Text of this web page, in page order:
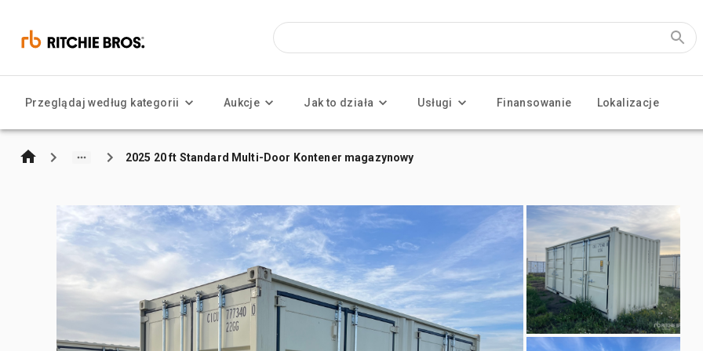
Przeglądaj według kategorii Aukcje Jak to działa Usługi Finansowanie Lokalizacje
2025 20 ft Standard Multi-Door Kontener magazynowy